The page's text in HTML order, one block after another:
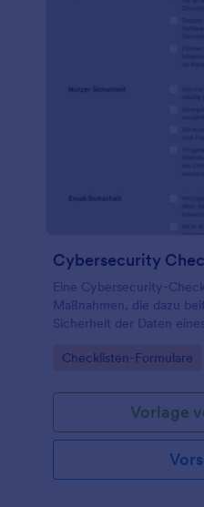
Cybersecurity
Eine Cybersecurity-
Maßnahmen, die dazu
Sicherheit der Daten
Cyberangriff bedroht
Cybersecurity-
Checkliste ist ein
Schritte oder eine Liste
Unternehmen erfüllen
Informationen und
Go to Category:
Checklisten-Formulare
Vorlage